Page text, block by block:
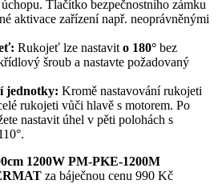
Tlačítko bezpečnostního zámku
aktivace zařízení např. neoprávněnými
Rukojeť lze nastavit o 180° bez
šroub a nastavte požadovaný
jednotky: Kromě nastavování rukojeti
rukojeti vůči hlavě s motorem. Po
nastavit úhel v pěti polohách s
1200W PM-PKE-1200M
za báječnou cenu 990 Kč